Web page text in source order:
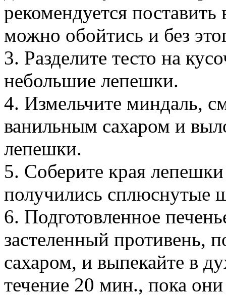
рекомендуется
можно обойтись и без
3. Разделите тесто на
небольшие лепешки.
4. Измельчите миндаль,
ванильным сахаром и
лепешки.
5. Соберите края
получились сплюснутые
6. Подготовленное
застеленный противень,
сахаром, и выпекайте в
течение 20 мин., пока